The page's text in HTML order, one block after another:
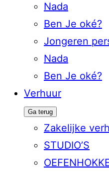
Nada
Ben Je oké?
Jongeren
Nada
Ben Je oké?
Verhuur
Ga terug
Zakelijke
STUDIO’S